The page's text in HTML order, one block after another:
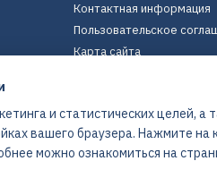
Контактная информация
Пользовательское
Карта сайта
и статистических целей, а
вашего браузера. Нажмите на
можно ознакомиться на